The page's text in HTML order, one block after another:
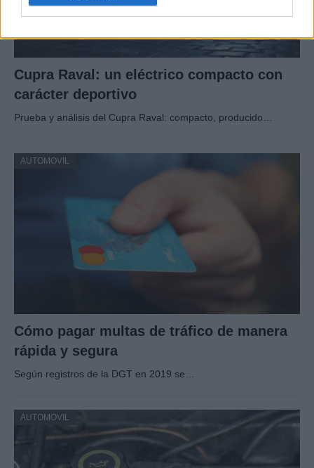
Cupra Raval: un eléctrico compacto con
carácter deportivo
Prueba y análisis del Cupra Raval: compacto, producido…
AUTOMOVIL
Cómo pagar multas de tráfico de manera
rápida y segura
Según registros de la DGT en 2019 se…
AUTOMOVIL